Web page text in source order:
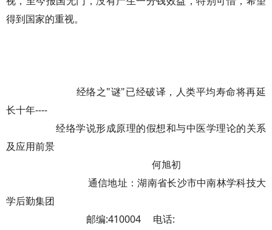
得到国家的重视。
经络之"谜"已经破译，人类平均寿命将再延
长十年----
经络学说形成原理的假想和与中医学理论的关系
及应用前景
何旭初
通信地址：湖南省长沙市中南林学科技大
学后勤集团
邮编:410004 电话: